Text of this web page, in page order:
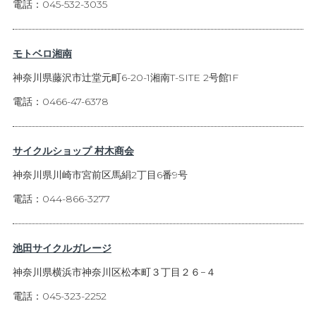
電話：045-532-3035
モトベロ湘南
神奈川県藤沢市辻堂元町6-20-1湘南T-SITE 2号館1F
電話：0466-47-6378
サイクルショップ 村木商会
神奈川県川崎市宮前区馬絹2丁目6番9号
電話：044-866-3277
池田サイクルガレージ
神奈川県横浜市神奈川区松本町３丁目２６−４
電話：045-323-2252